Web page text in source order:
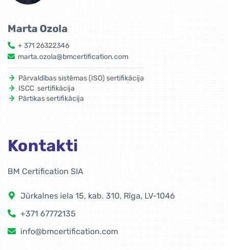
Marta Ozola
+ 371 26322346
marta.ozola@bmcertification.com
Pārvaldības sistēmas (ISO) sertifikācija
ISCC sertifikācija
Pārtikas sertifikācija
Kontakti
BM Certification SIA
Jūrkalnes iela 15, kab. 310, Rīga, LV-1046
+371 67772135
info@bmcertification.com